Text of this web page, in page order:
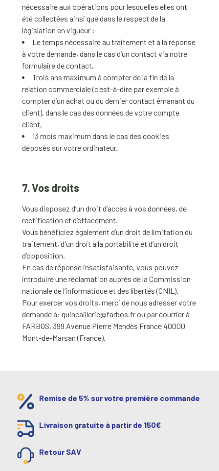
nécessaire aux opérations pour lesquelles elles ont
été collectées ainsi que dans le respect de la
législation en vigueur :
Le temps nécessaire au traitement et à la réponse
à votre demande, dans le cas d’un contact via notre
formulaire de contact,
Trois ans maximum à compter de la fin de la
relation commerciale (c'est-à-dire par exemple à
compter d’un achat ou du dernier contact émanant du
client), dans le cas des données de votre compte
client,
13 mois maximum dans le cas des cookies
déposés sur votre ordinateur.
7. Vos droits
Vous disposez d’un droit d’accès à vos données, de
rectification et d’effacement.
Vous bénéficiez également d’un droit de limitation du
traitement, d'un droit à la portabilité et d’un droit
d’opposition.
En cas de réponse insatisfaisante, vous pouvez
introduire une réclamation auprès de la Commission
nationale de l’informatique et des libertés (CNIL).
Pour exercer vos droits, merci de nous adresser votre
demande à: quincaillerie@farbos.fr ou par courrier à
FARBOS, 399 Avenue Pierre Mendès France 40000
Mont-de-Marsan (France).
Remise de 5% sur votre première commande
Livraison gratuite à partir de 150€
Retour SAV